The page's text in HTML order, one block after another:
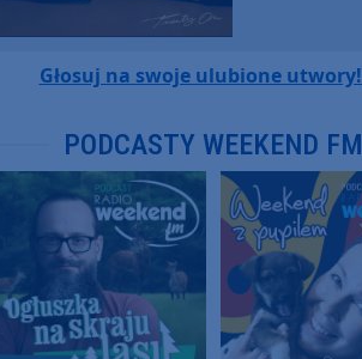
Głosuj na swoje ulubione utwory!
PODCASTY WEEKEND FM